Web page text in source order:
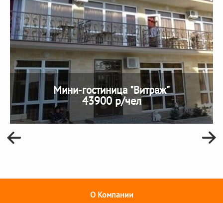
Мини-гостиница "Витраж"
43900 р/чел
О Компании